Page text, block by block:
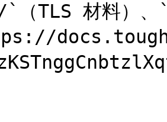
TLS 材料）、